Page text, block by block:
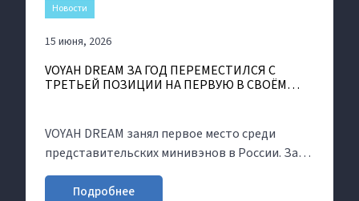
Новости
15 июня, 2026
VOYAH DREAM ЗА ГОД ПЕРЕМЕСТИЛСЯ С
ТРЕТЬЕЙ ПОЗИЦИИ НА ПЕРВУЮ В СВОЁМ
VOYAH DREAM занял первое место среди
представительских минивэнов в России. За
пять месяцев продажи модели увеличились на
62%, а рыночная доля выросла с 16 до 26%.
Подробнее